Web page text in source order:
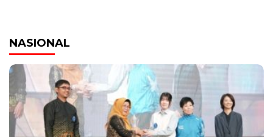
NASIONAL